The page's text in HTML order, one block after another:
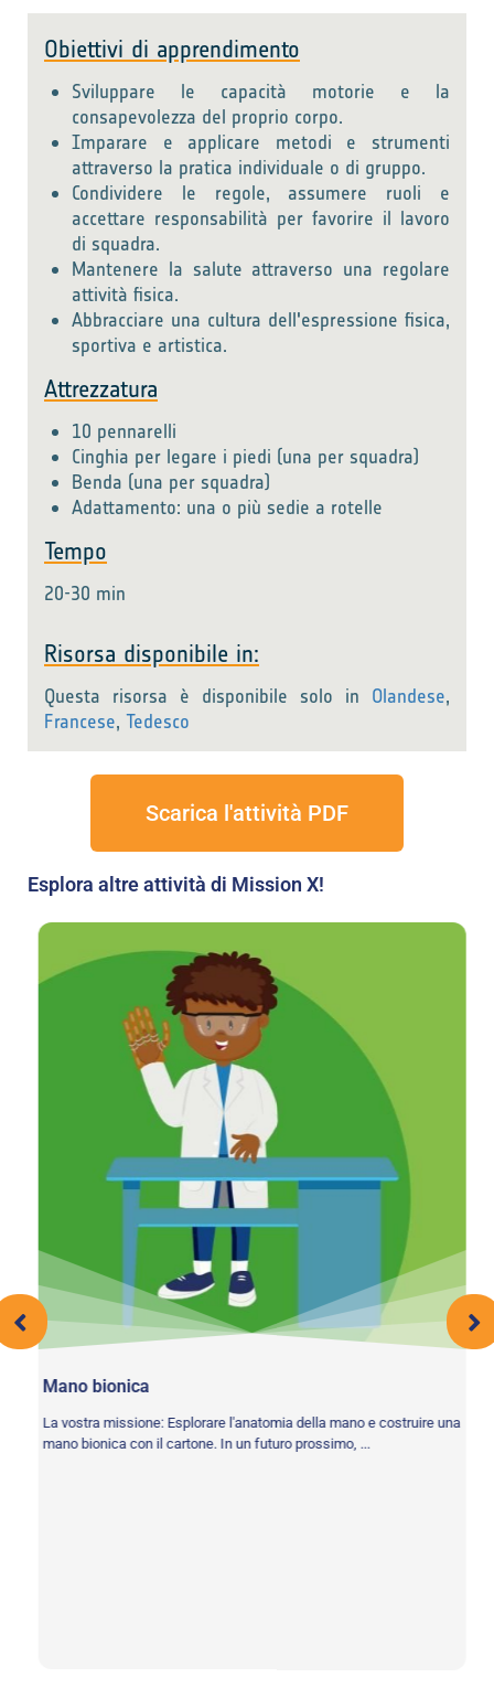
Obiettivi di apprendimento
Sviluppare le capacità motorie e la
consapevolezza del proprio corpo.
Imparare e applicare metodi e strumenti
attraverso la pratica individuale o di gruppo.
Condividere le regole, assumere ruoli e
accettare responsabilità per favorire il lavoro
di squadra.
Mantenere la salute attraverso una regolare
attività fisica.
Abbracciare una cultura dell'espressione fisica,
sportiva e artistica.
Attrezzatura
10 pennarelli
Cinghia per legare i piedi (una per squadra)
Benda (una per squadra)
Adattamento: una o più sedie a rotelle
Tempo
20-30 min
Risorsa disponibile in:
Questa risorsa è disponibile solo in Olandese,
Francese, Tedesco
Scarica l'attività PDF
Esplora altre attività di Mission X!
Mano bionica
La vostra missione: Esplorare l'anatomia della mano e costruire una
mano bionica con il cartone. In un futuro prossimo, ...